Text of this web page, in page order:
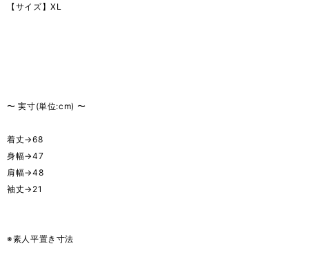
【サイズ】XL
〜 実寸(単位:cm) 〜
着丈→68
身幅→47
肩幅→48
袖丈→21
※素人平置き寸法